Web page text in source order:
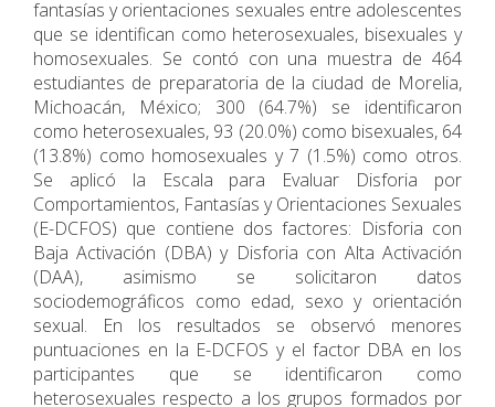
fantasías y orientaciones sexuales entre adolescentes
que se identifican como heterosexuales, bisexuales y
homosexuales. Se contó con una muestra de 464
estudiantes de preparatoria de la ciudad de Morelia,
Michoacán, México; 300 (64.7%) se identificaron
como heterosexuales, 93 (20.0%) como bisexuales, 64
(13.8%) como homosexuales y 7 (1.5%) como otros.
Se aplicó la Escala para Evaluar Disforia por
Comportamientos, Fantasías y Orientaciones Sexuales
(E-DCFOS) que contiene dos factores: Disforia con
Baja Activación (DBA) y Disforia con Alta Activación
(DAA), asimismo se solicitaron datos
sociodemográficos como edad, sexo y orientación
sexual. En los resultados se observó menores
puntuaciones en la E-DCFOS y el factor DBA en los
participantes que se identificaron como
heterosexuales respecto a los grupos formados por